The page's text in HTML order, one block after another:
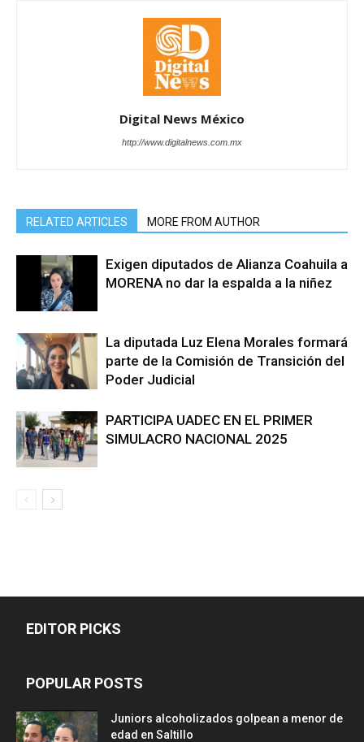
Digital News México
http://www.digitalnews.com.mx
RELATED ARTICLES MORE FROM AUTHOR
Exigen diputados de Alianza Coahuila a
MORENA no dar la espalda a la niñez
La diputada Luz Elena Morales formará
parte de la Comisión de Transición del
Poder Judicial
PARTICIPA UADEC EN EL PRIMER
SIMULACRO NACIONAL 2025
EDITOR PICKS
POPULAR POSTS
Juniors alcoholizados golpean a menor de
edad en Saltillo